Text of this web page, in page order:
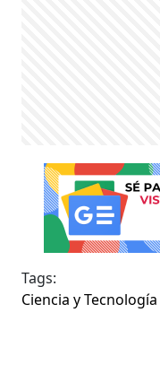
Tags:
Ciencia y Tecnología